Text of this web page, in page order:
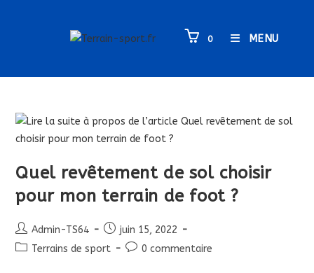
0 MENU
Quel revêtement de sol choisir
pour mon terrain de foot ?
Auteur/autrice
de
Admin-TS64
Publication
publiée :
juin 15, 2022
PostTerrains de sport
Commentaires
0 commentaire